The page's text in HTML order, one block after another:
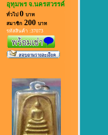
อุทุมพร จ.นครสวรรค์
ทั่วไป 0 บาท
สมาชิก200 บาท
รหัสสินค้า :37073